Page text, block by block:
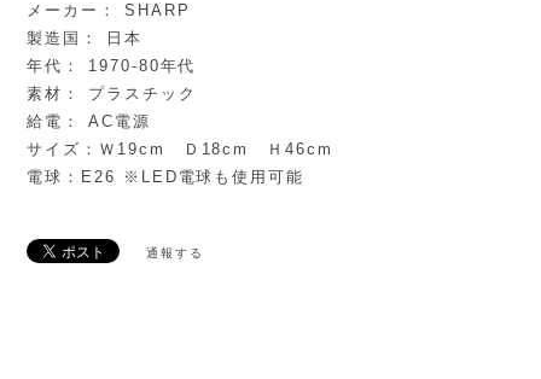
メーカー： SHARP
製造国： 日本
年代： 1970-80年代
素材： プラスチック
給電： AC電源
サイズ：Ｗ19cm Ｄ18cm Ｈ46cm
電球：E26 ※LED電球も使用可能
通報する